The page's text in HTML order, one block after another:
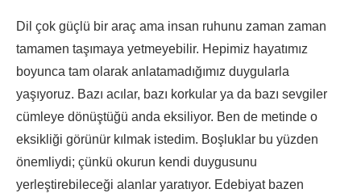
Dil çok güçlü bir araç ama insan ruhunu zaman zaman
tamamen taşımaya yetmeyebilir. Hepimiz hayatımız
boyunca tam olarak anlatamadığımız duygularla
yaşıyoruz. Bazı acılar, bazı korkular ya da bazı sevgiler
cümleye dönüştüğü anda eksiliyor. Ben de metinde o
eksikliği görünür kılmak istedim. Boşluklar bu yüzden
önemliydi; çünkü okurun kendi duygusunu
yerleştirebileceği alanlar yaratıyor. Edebiyat bazen